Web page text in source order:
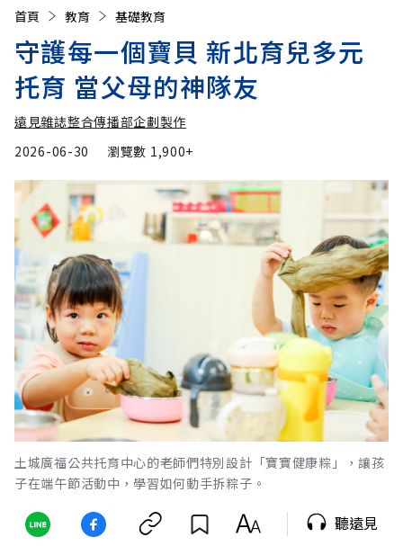
首頁 教育 基礎教育
守護每一個寶貝 新北育兒多元
托育 當父母的神隊友
遠見雜誌整合傳播部企劃製作
2026-06-30
瀏覽數 1,900+
土城廣福公共托育中心的老師們特別設計「寶寶健康粽」，讓孩
子在端午節活動中，學習如何動手拆粽子。
聽遠見